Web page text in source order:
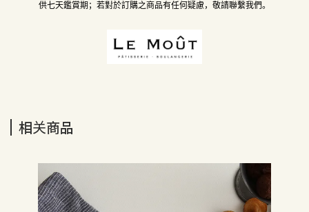
供七天鑑賞期；若對於訂購之商品有任何疑慮，敬請聯繫我們。
相关商品